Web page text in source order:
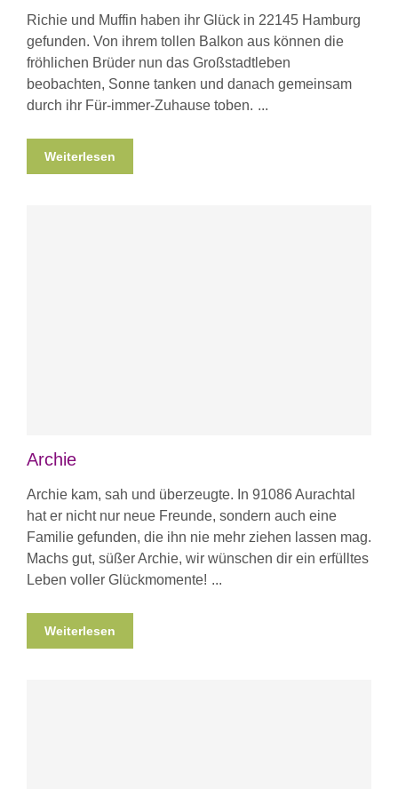
Richie und Muffin haben ihr Glück in 22145 Hamburg
gefunden. Von ihrem tollen Balkon aus können die
fröhlichen Brüder nun das Großstadtleben
beobachten, Sonne tanken und danach gemeinsam
durch ihr Für-immer-Zuhause toben.
Weiterlesen
Archie
Archie kam, sah und überzeugte. In 91086 Aurachtal
hat er nicht nur neue Freunde, sondern auch eine
Familie gefunden, die ihn nie mehr ziehen lassen mag.
Machs gut, süßer Archie, wir wünschen dir ein erfülltes
Leben voller Glückmomente!
Weiterlesen